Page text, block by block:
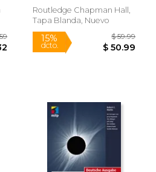
15%
dcto.
Public Policy) (en
Inglés)
Luisa M. Lucero
Routledge Chapman Hall,
Tapa Blanda, Nuevo